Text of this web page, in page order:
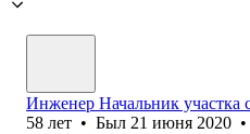
Инженер Начальник участка
58 лет • Был 21 июня 2020 •